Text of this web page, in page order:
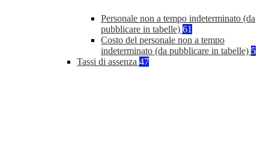
Personale non a tempo indeterminato (da
pubblicare in tabelle) 61
Costo del personale non a tempo
indeterminato (da pubblicare in tabelle) 5
Tassi di assenza 47